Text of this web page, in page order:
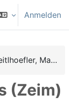
umschalten
Anmelden
Zeitlhoefler, Markus (Zeim)
(Zeim)